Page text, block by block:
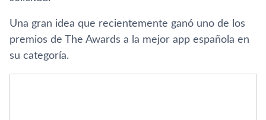
Una gran idea que recientemente ganó uno de los
premios de The Awards a la mejor app española en
su categorí­a.